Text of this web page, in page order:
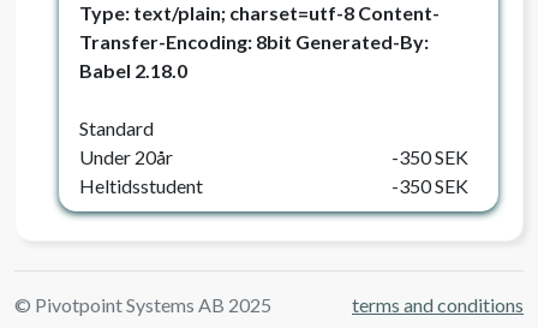
Type: text/plain; charset=utf-8 Content-
Transfer-Encoding: 8bit Generated-By:
Babel 2.18.0
Standard
Under 20år
-350 SEK
Heltidsstudent
-350 SEK
© Pivotpoint Systems AB 2025 terms and conditions